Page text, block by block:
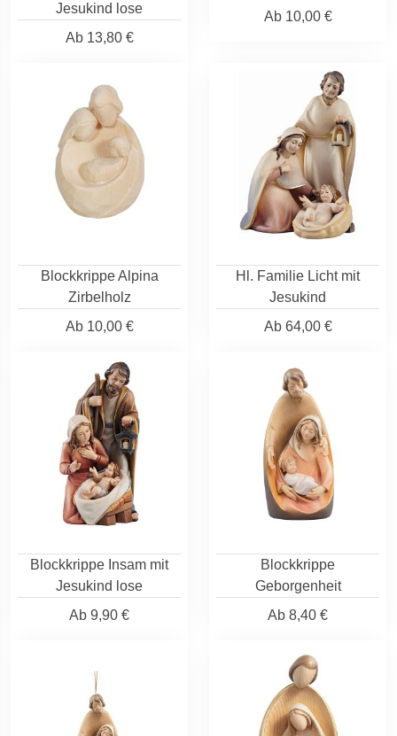
Jesukind lose
Ab13,80 €
Ab10,00 €
Blockkrippe Alpina
Zirbelholz
Ab10,00 €
Hl. Familie Licht mit
Jesukind
Ab64,00 €
Blockkrippe Insam mit
Jesukind lose
Ab 9,90 €
Blockkrippe
Geborgenheit
Ab 8,40 €